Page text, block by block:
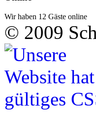
Wir haben 12 Gäste online
© 2009